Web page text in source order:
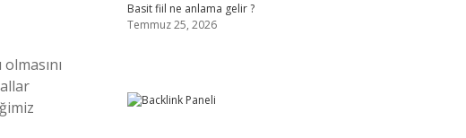
Basit fiil ne anlama gelir ?
Temmuz 25, 2026